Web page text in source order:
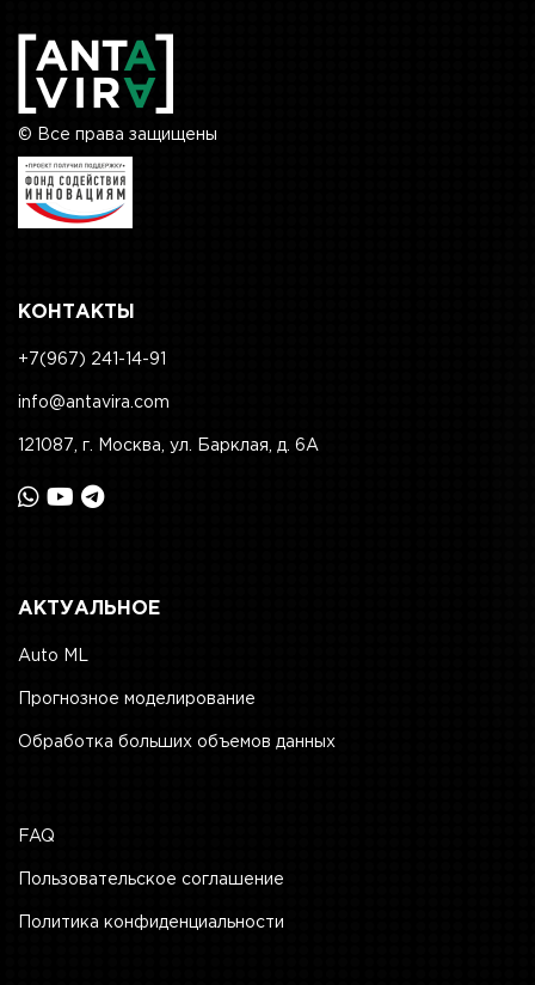
© Все права защищены
КОНТАКТЫ
+7(967) 241-14-91
info@antavira.com
121087, г. Москва, ул. Барклая, д. 6А
АКТУАЛЬНОЕ
Auto ML
Прогнозное моделирование
Обработка больших объемов данных
FAQ
Пользовательское соглашение
Политика конфиденциальности